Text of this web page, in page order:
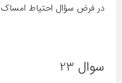
در فرض سؤال احتیاط
سوال 23